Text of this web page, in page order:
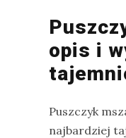
opis i
Puszczyk
najbardziej